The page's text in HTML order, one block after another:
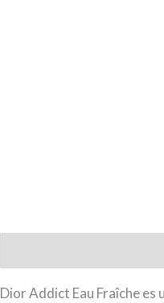
Dior Addict Eau Fraîche es